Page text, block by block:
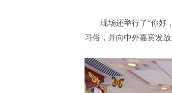
现场还举行了“你好
习俗，并向中外嘉宾发